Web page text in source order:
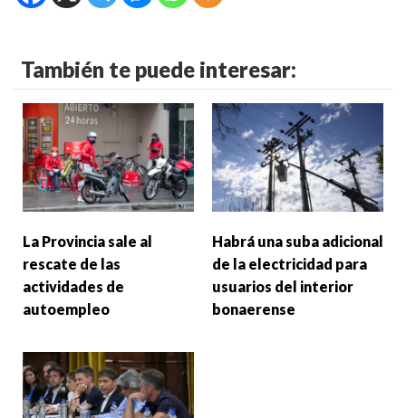
También te puede interesar:
La Provincia sale al
rescate de las
actividades de
autoempleo
Habrá una suba adicional
de la electricidad para
usuarios del interior
bonaerense